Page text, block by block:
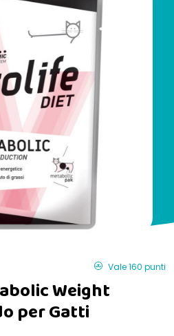
Vale 160 punti
Weight
per Gatti